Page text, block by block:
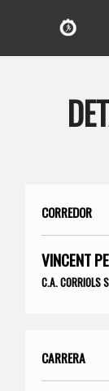
CORREDOR
VINCENT
C.A. CORRIOLS
CARRERA